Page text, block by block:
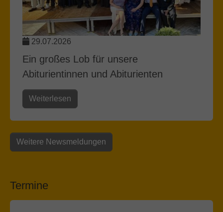
29.07.2026
Ein großes Lob für unsere
Abiturientinnen und Abiturienten
Weiterlesen
Weitere Newsmeldungen
Termine